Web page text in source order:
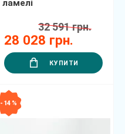
ламелі
28 028 грн.
32 591 грн.
КУПИТИ
- 14 %